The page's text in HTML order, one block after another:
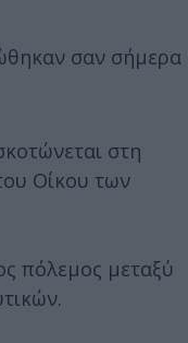
σαν σήμερα
στη
Οίκου των
πόλεμος μεταξύ